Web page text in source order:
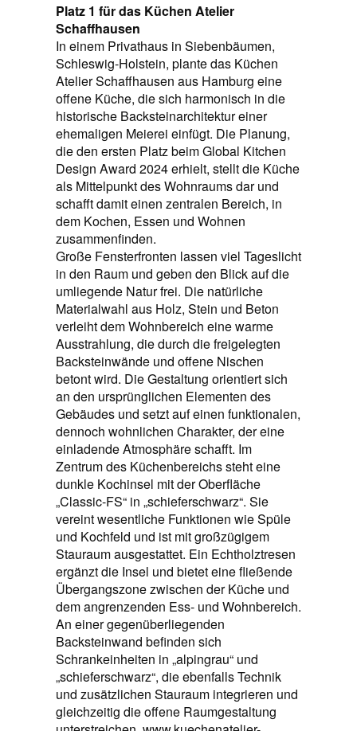
Platz 1 für das Küchen Atelier
Schaffhausen
In einem Privathaus in Siebenbäumen,
Schleswig-Holstein, plante das Küchen
Atelier Schaffhausen aus Hamburg eine
offene Küche, die sich harmonisch in die
historische Backsteinarchitektur einer
ehemaligen Meierei einfügt. Die Planung,
die den ersten Platz beim Global Kitchen
Design Award 2024 erhielt, stellt die Küche
als Mittelpunkt des Wohnraums dar und
schafft damit einen zentralen Bereich, in
dem Kochen, Essen und Wohnen
zusammenfinden.
Große Fensterfronten lassen viel Tageslicht
in den Raum und geben den Blick auf die
umliegende Natur frei. Die natürliche
Materialwahl aus Holz, Stein und Beton
verleiht dem Wohnbereich eine warme
Ausstrahlung, die durch die freigelegten
Backsteinwände und offene Nischen
betont wird. Die Gestaltung orientiert sich
an den ursprünglichen Elementen des
Gebäudes und setzt auf einen funktionalen,
dennoch wohnlichen Charakter, der eine
einladende Atmosphäre schafft. Im
Zentrum des Küchenbereichs steht eine
dunkle Kochinsel mit der Oberfläche
„Classic-FS“ in „schieferschwarz“. Sie
vereint wesentliche Funktionen wie Spüle
und Kochfeld und ist mit großzügigem
Stauraum ausgestattet. Ein Echtholztresen
ergänzt die Insel und bietet eine fließende
Übergangszone zwischen der Küche und
dem angrenzenden Ess- und Wohnbereich.
An einer gegenüberliegenden
Backsteinwand befinden sich
Schrankeinheiten in „alpingrau“ und
„schieferschwarz“, die ebenfalls Technik
und zusätzlichen Stauraum integrieren und
gleichzeitig die offene Raumgestaltung